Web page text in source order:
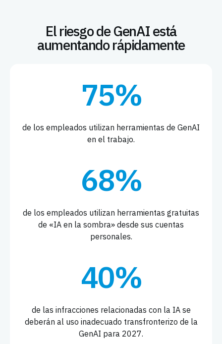
El riesgo de GenAI está
aumentando rápidamente
75%
de los empleados utilizan herramientas de GenAI
en el trabajo.
68%
de los empleados utilizan herramientas gratuitas
de «IA en la sombra» desde sus cuentas
personales.
40%
de las infracciones relacionadas con la IA se
deberán al uso inadecuado transfronterizo de la
GenAI para 2027.